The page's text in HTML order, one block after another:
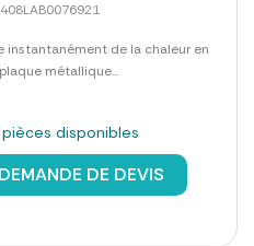
instantanément de la chaleur en
métallique...
disponibles
DEMANDE DE DEVIS